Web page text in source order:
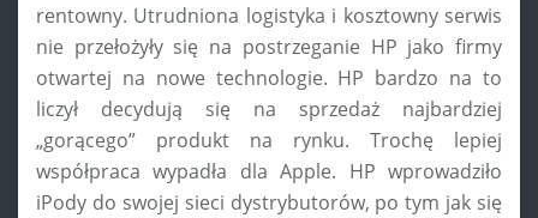
rentowny. Utrudniona logistyka i kosztowny serwis
nie przełożyły się na postrzeganie HP jako firmy
otwartej na nowe technologie. HP bardzo na to
liczył decydują się na sprzedaż najbardziej
„gorącego” produkt na rynku. Trochę lepiej
współpraca wypadła dla Apple. HP wprowadziło
iPody do swojej sieci dystrybutorów, po tym jak się